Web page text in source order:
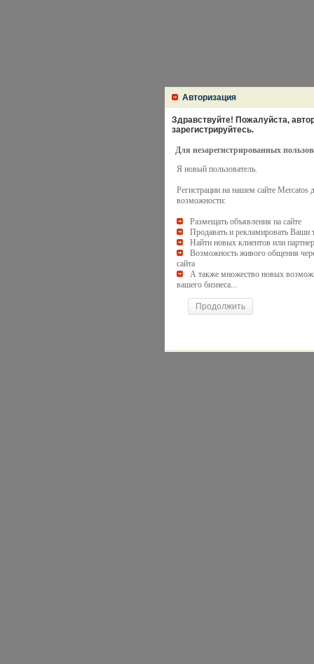
Авторизация
Здравствуйте! Пожалуйста,
зарегистрируйтесь.
Для незарегистрированных
Я новый пользователь.
Регистрации на нашем сайте
возможности:
Размещать объявления на сайте
Продавать и рекламировать Ваши
Найти новых клиентов или
Возможность живого общения
сайта
А также множество новых
вашего бизнеса...